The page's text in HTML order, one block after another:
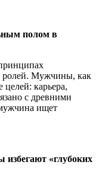
полом в
ролей. Мужчины, как
карьера,
с древними
ищет
«глубоких